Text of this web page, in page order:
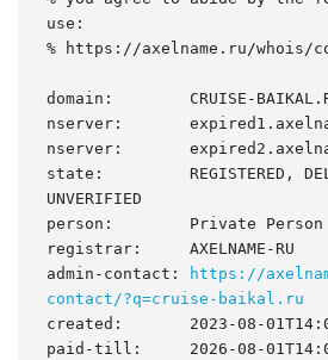
use:
% https://axelname.ru/whois/
domain:        CRUISE-
nserver:
nserver:
state:         REGISTERED,
UNVERIFIED
person:        Private Person
registrar:     AXELNAME-RU
admin-contact:
https://
contact/?q=cruise-baikal.ru
created:       2023-08-
paid-till:     2026-08-